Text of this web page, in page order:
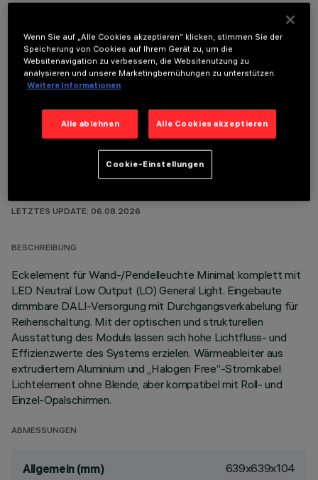
OPTIONALE KOMPONENTEN
LETZTES UPDATE: 06.08.2026
BESCHREIBUNG
Eckelement für Wand-/Pendelleuchte Minimal; komplett mit
LED Neutral Low Output (LO) General Light. Eingebaute
dimmbare DALI-Versorgung mit Durchgangsverkabelung für
Reihenschaltung. Mit der optischen und strukturellen
Ausstattung des Moduls lassen sich hohe Lichtfluss- und
Effizienzwerte des Systems erzielen. Wärmeableiter aus
extrudiertem Aluminium und „Halogen Free“-Stromkabel
Lichtelement ohne Blende, aber kompatibel mit Roll- und
Einzel-Opalschirmen.
ABMESSUNGEN
Allgemein (mm) 639x639x104
Wenn Sie auf „Alle Cookies akzeptieren“ klicken, stimmen Sie der
Speicherung von Cookies auf Ihrem Gerät zu, um die
Websitenavigation zu verbessern, die Websitenutzung zu
analysieren und unsere Marketingbemühungen zu unterstützen.
Weitere Informationen
Alle ablehnen Alle Cookies akzeptieren
Cookie-Einstellungen